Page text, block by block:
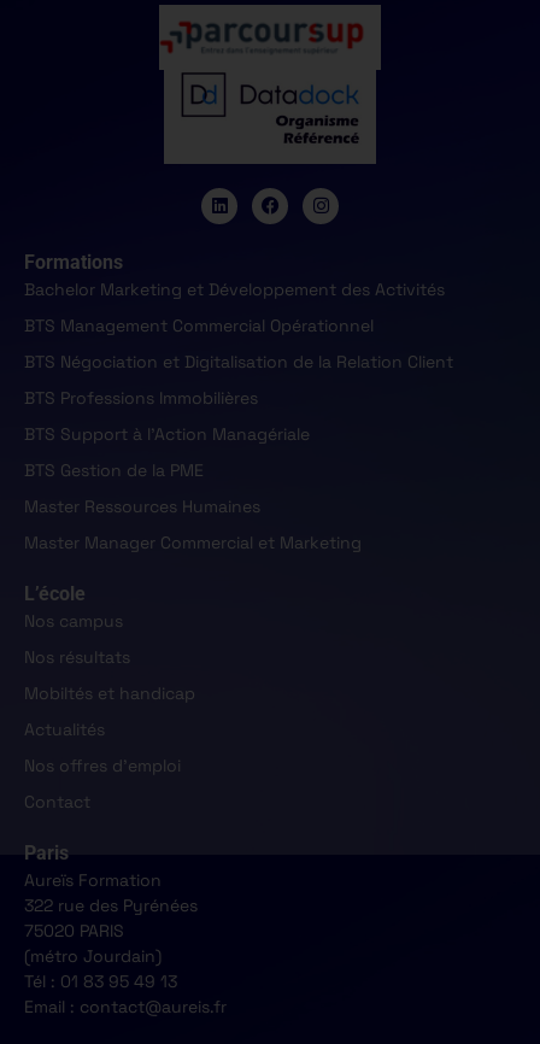
Formations
Bachelor Marketing et Développement des Activités
BTS Management Commercial Opérationnel
BTS Négociation et Digitalisation de la Relation Client
BTS Professions Immobilières
BTS Support à l'Action Managériale
BTS Gestion de la PME
Master Ressources Humaines
Master Manager Commercial et Marketing
L’école
Nos campus
Nos résultats
Mobiltés et handicap
Actualités
Nos offres d'emploi
Contact
Paris
Aureïs Formation
322 rue des Pyrénées
75020 PARIS
(métro Jourdain)
Tél : 01 83 95 49 13
Email : contact@aureis.fr